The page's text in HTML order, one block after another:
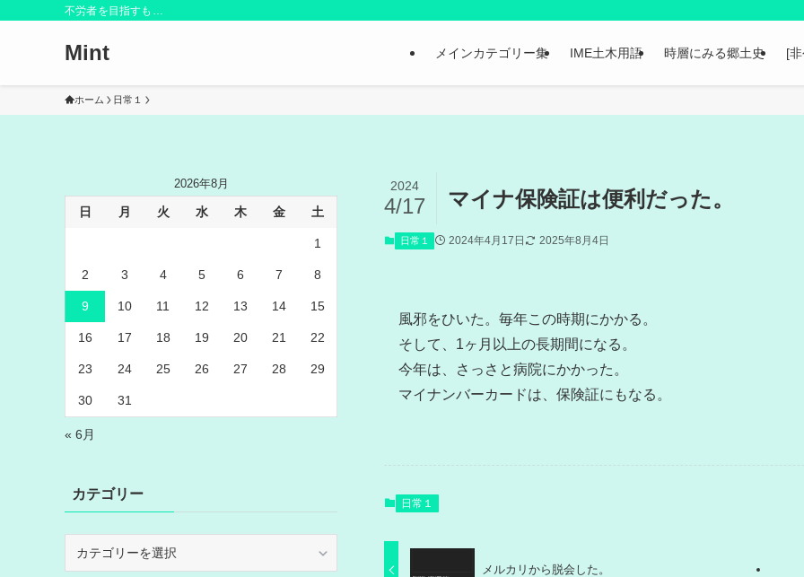
不労者を目指すも…
Mint メインカテゴリー集 IME土木用語 時層にみる郷土史 [
ホーム 日常１
マイナ保険証は便利だった。
2024
4/17
日常１ 2024年4月17日 2025年8月4日
風邪をひいた。毎年この時期にかかる。
そして、1ヶ月以上の長期間になる。
今年は、さっさと病院にかかった。
マイナンバーカードは、保険証にもなる。
日常１
メルカリから脱会した。
2026年8月
日 月 火 水 木 金 土
1
2 3 4 5 6 7 8
9 10 11 12 13 14 15
16 17 18 19 20 21 22
23 24 25 26 27 28 29
30 31
« 6月
カテゴリー